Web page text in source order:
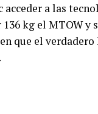
a las
kg el MTOW y
que el